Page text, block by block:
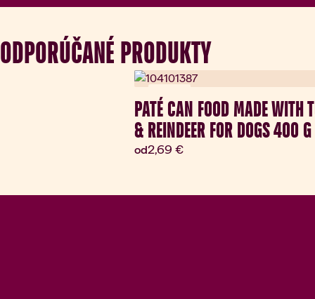
ODPORÚČANÉ PRODUKTY
PATÉ CAN FOOD MADE WITH
& REINDEER FOR DOGS 400 G
odAktuálna cena:
2,69 €